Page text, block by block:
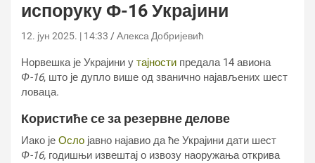
испоруку Ф-16 Украјини
12. јун 2025. | 14:33 Алекса Добријевић
Норвешка је Украјини у тајности предала 14 авиона
Ф-16, што је дупло више од званично најављених шест
ловаца.
Користиће се за резервне делове
Иако је Осло јавно најавио да ће Украјини дати шест
Ф-16, годишњи извештај о извозу наоружања открива